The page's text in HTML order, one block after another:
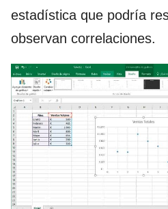
estadística que podría
observan correlaciones.